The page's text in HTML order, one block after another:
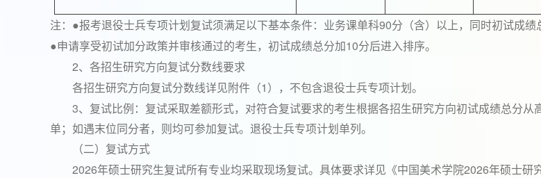
注：●报考退役士兵专项计划复试须满足以下基本条件：业务课单科90分（含）以上，同时初试成绩
●申请享受初试加分政策并审核通过的考生，初试成绩总分加10分后进入排序。
2、各招生研究方向复试分数线要求
各招生研究方向复试分数线详见附件（1 ），不包含退役士兵专项计划。
3、复试比例：复试采取差额形式，对符合复试要求的考生根据各招生研究方向初试成绩总分
单；如遇末位同分者，则均可参加复试。退役士兵专项计划单列。
（二）复试方式
2026年硕士研究生复试所有专业均采取现场复试。具体要求详见《中国美术学院2026年硕士研